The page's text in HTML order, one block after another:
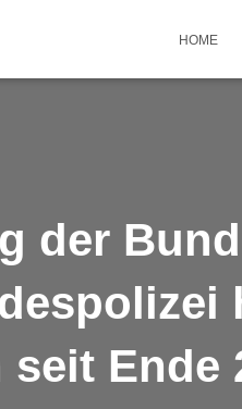
HOME
der
Ende